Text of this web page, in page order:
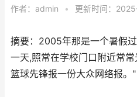
作者： admin • 更新时间：
摘要：2005年那是一个暑假
一天,照常在学校门口附近常
篮球先锋报一份大众网络报。